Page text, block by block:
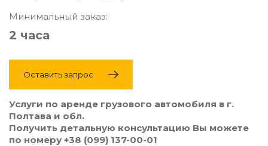
Минимальный заказ:
2 часа
Оставить запрос
Услуги по аренде грузового автомобиля в г.
Полтава и обл.
Получить детальную консультацию Вы можете
по номеру +38 (099) 137-00-01